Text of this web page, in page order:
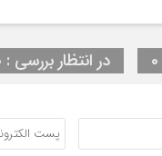
در انتظار بررسی : 0